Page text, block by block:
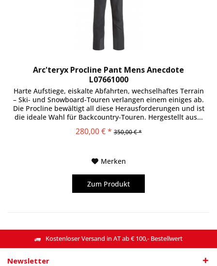
Arc'teryx Procline Pant Mens Anecdote
L07661000
Harte Aufstiege, eiskalte Abfahrten, wechselhaftes Terrain
– Ski- und Snowboard-Touren verlangen einem einiges ab.
Die Procline bewältigt all diese Herausforderungen und ist
die ideale Wahl für Backcountry-Touren. Hergestellt aus...
280,00 € * 350,00 € *
Merken
Zum Produkt
Kostenloser Versand in AT ab € 100,- Bestellwert
Newsletter